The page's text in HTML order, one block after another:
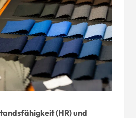
(HR) und